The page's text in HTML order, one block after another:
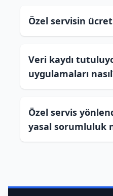
Özel servisin
Veri kaydı
uygulamaları
Özel servis
yasal sorumluluk